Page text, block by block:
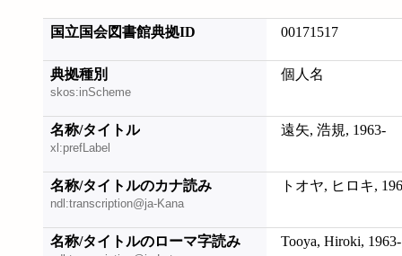
国立国会図書館典拠ID 00171517
典拠種別
skos:inScheme
個人名
名称/タイトル
xl:prefLabel
遠矢, 浩規, 1963-
名称/タイトルのカナ読み
ndl:transcription@ja-Kana
トオヤ, ヒロキ,
名称/タイトルのローマ字読み Tooya, Hiroki, 1963-